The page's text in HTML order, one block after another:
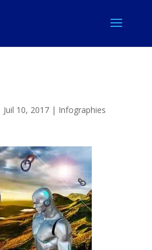
Juil 10, 2017| Infographies